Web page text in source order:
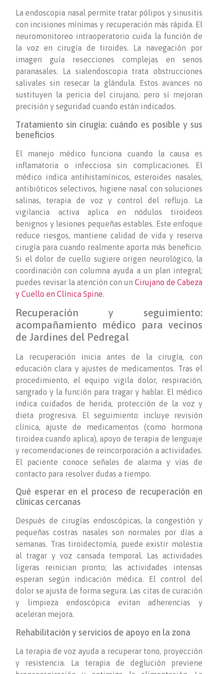
La endoscopia nasal permite tratar pólipos y sinusitis
con incisiones mínimas y recuperación más rápida. El
neuromonitoreo intraoperatorio cuida la función de
la voz en cirugía de tiroides. La navegación por
imagen guía resecciones complejas en senos
paranasales. La sialendoscopia trata obstrucciones
salivales sin resecar la glándula. Estos avances no
sustituyen la pericia del cirujano, pero sí mejoran
precisión y seguridad cuando están indicados.
Tratamiento sin cirugía: cuándo es posible y sus
beneficios
El manejo médico funciona cuando la causa es
inflamatoria o infecciosa sin complicaciones. El
médico indica antihistamínicos, esteroides nasales,
antibióticos selectivos, higiene nasal con soluciones
salinas, terapia de voz y control del reflujo. La
vigilancia activa aplica en nódulos tiroideos
benignos y lesiones pequeñas estables. Este enfoque
reduce riesgos, mantiene calidad de vida y reserva
cirugía para cuando realmente aporta más beneficio.
Si el dolor de cuello sugiere origen neurológico, la
coordinación con columna ayuda a un plan integral;
puedes revisar la atención con un Cirujano de Cabeza
y Cuello en Clínica Spine.
Recuperación y seguimiento:
acompañamiento médico para vecinos
de Jardines del Pedregal
La recuperación inicia antes de la cirugía, con
educación clara y ajustes de medicamentos. Tras el
procedimiento, el equipo vigila dolor, respiración,
sangrado y la función para tragar y hablar. El médico
indica cuidados de herida, protección de la voz y
dieta progresiva. El seguimiento incluye revisión
clínica, ajuste de medicamentos (como hormona
tiroidea cuando aplica), apoyo de terapia de lenguaje
y recomendaciones de reincorporación a actividades.
El paciente conoce señales de alarma y vías de
contacto para resolver dudas a tiempo.
Qué esperar en el proceso de recuperación en
clínicas cercanas
Después de cirugías endoscópicas, la congestión y
pequeñas costras nasales son normales por días a
semanas. Tras tiroidectomía, puede existir molestia
al tragar y voz cansada temporal. Las actividades
ligeras reinician pronto; las actividades intensas
esperan según indicación médica. El control del
dolor se ajusta de forma segura. Las citas de curación
y limpieza endoscópica evitan adherencias y
aceleran mejora.
Rehabilitación y servicios de apoyo en la zona
La terapia de voz ayuda a recuperar tono, proyección
y resistencia. La terapia de deglución previene